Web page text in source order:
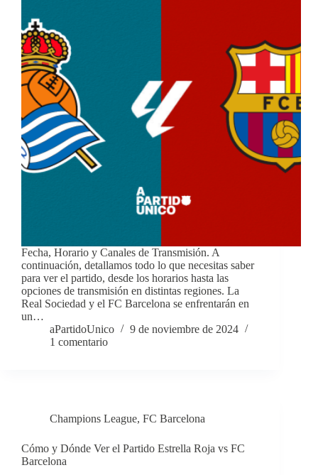
Fecha, Horario y Canales de Transmisión. A
continuación, detallamos todo lo que necesitas saber
para ver el partido, desde los horarios hasta las
opciones de transmisión en distintas regiones. La
Real Sociedad y el FC Barcelona se enfrentarán en
un…
aPartidoUnico
9 de noviembre de 2024
1 comentario
Champions League, FC Barcelona
Cómo y Dónde Ver el Partido Estrella Roja vs FC
Barcelona